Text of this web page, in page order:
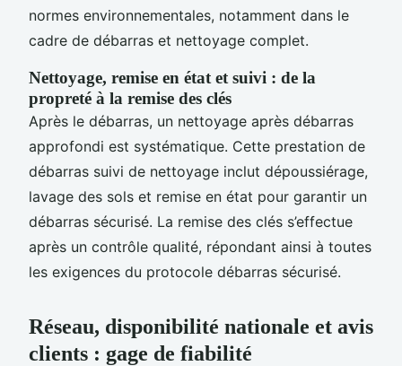
normes environnementales, notamment dans le
cadre de débarras et nettoyage complet.
Nettoyage, remise en état et suivi : de la
propreté à la remise des clés
Après le débarras, un nettoyage après débarras
approfondi est systématique. Cette prestation de
débarras suivi de nettoyage inclut dépoussiérage,
lavage des sols et remise en état pour garantir un
débarras sécurisé. La remise des clés s’effectue
après un contrôle qualité, répondant ainsi à toutes
les exigences du protocole débarras sécurisé.
Réseau, disponibilité nationale et avis
clients : gage de fiabilité